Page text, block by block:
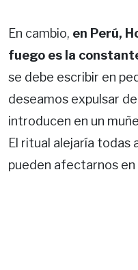
En cambio, en Perú,
fuego es la
se debe escribir en
deseamos expulsar
introducen en un
El ritual alejaría todas
pueden afectarnos en